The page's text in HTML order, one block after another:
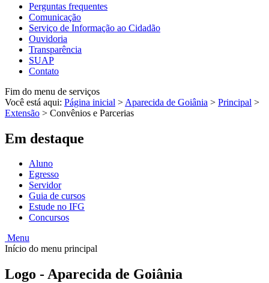
Perguntas frequentes
Comunicação
Serviço de Informação ao Cidadão
Ouvidoria
Transparência
SUAP
Contato
Fim do menu de serviços
Você está aqui: Página inicial > Aparecida de Goiânia > Principal >
Extensão > Convênios e Parcerias
Em destaque
Aluno
Egresso
Servidor
Guia de cursos
Estude no IFG
Concursos
Menu
Início do menu principal
Logo - Aparecida de Goiânia